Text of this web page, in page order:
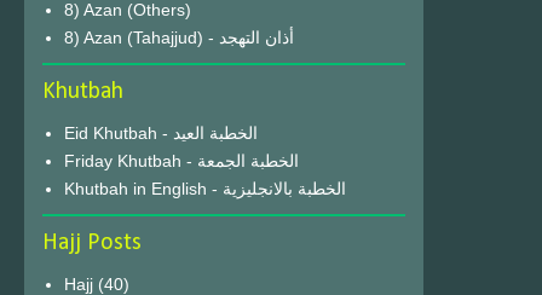
8) Azan (Others)
8) Azan (Tahajjud) - أذان التهجد
Khutbah
Eid Khutbah - الخطبة العيد
Friday Khutbah - الخطبة الجمعة
Khutbah in English - الخطبة بالانجليزية
Hajj Posts
Hajj (40)